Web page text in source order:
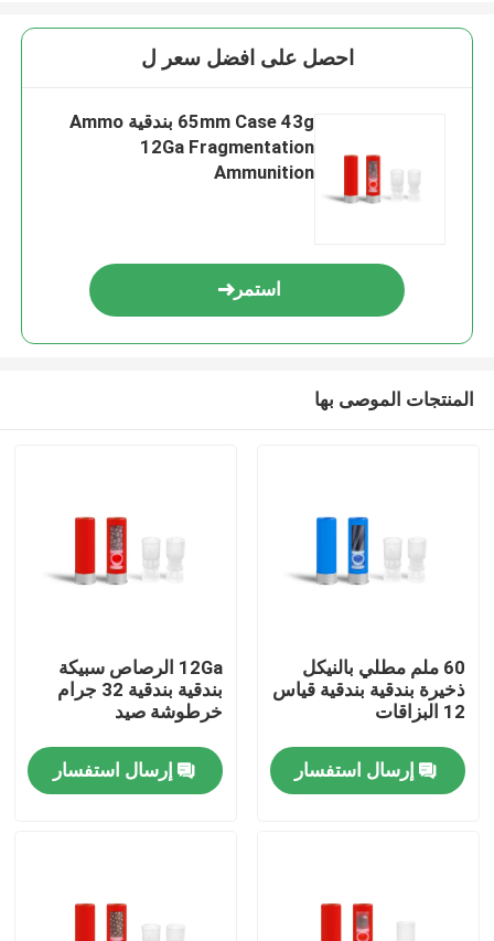
المنزل
احصل على افضل سعر ل
65mm Case 43g بندقية Ammo
12Ga Fragmentation
Ammunition
استمر
المنتجات الموصى بها
60 ملم مطلي بالنيكل
ذخيرة بندقية بندقية قياس
12 البزاقات
إرسال استفسار
12Ga الرصاص سبيكة
بندقية بندقية 32 جرام
خرطوشة صيد
إرسال استفسار